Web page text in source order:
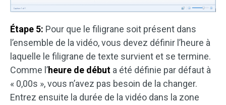
Étape 5: Pour que le filigrane soit présent dans
l’ensemble de la vidéo, vous devez définir l’heure à
laquelle le filigrane de texte survient et se termine.
Comme l’heure de début a été définie par défaut à
« 0,00s », vous n’avez pas besoin de la changer.
Entrez ensuite la durée de la vidéo dans la zone